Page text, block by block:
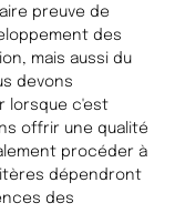
preuve de
des
mais aussi du
devons
lorsque c'est
offrir une qualité
procéder à
dépendront
des